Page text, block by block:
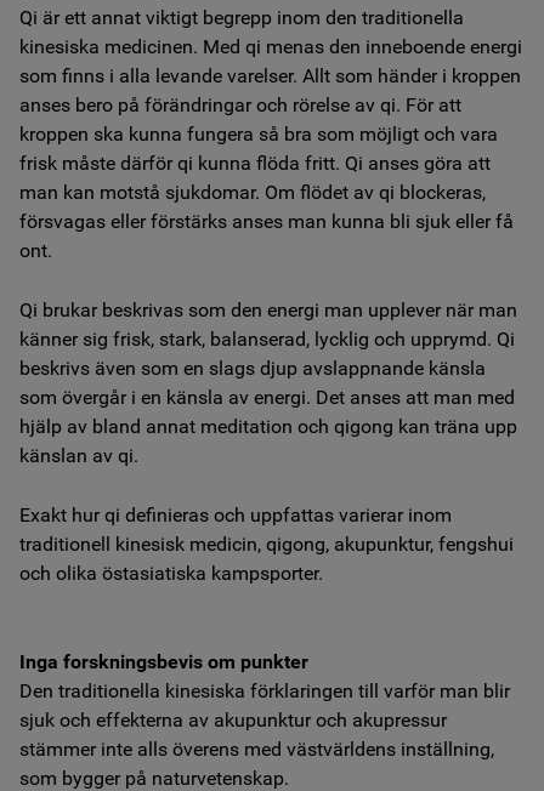
Qi är ett annat viktigt begrepp inom den traditionella
kinesiska medicinen. Med qi menas den inneboende energi
som finns i alla levande varelser. Allt som händer i kroppen
anses bero på förändringar och rörelse av qi. För att
kroppen ska kunna fungera så bra som möjligt och vara
frisk måste därför qi kunna flöda fritt. Qi anses göra att
man kan motstå sjukdomar. Om flödet av qi blockeras,
försvagas eller förstärks anses man kunna bli sjuk eller få
ont.
Qi brukar beskrivas som den energi man upplever när man
känner sig frisk, stark, balanserad, lycklig och upprymd. Qi
beskrivs även som en slags djup avslappnande känsla
som övergår i en känsla av energi. Det anses att man med
hjälp av bland annat meditation och qigong kan träna upp
känslan av qi.
Exakt hur qi definieras och uppfattas varierar inom
traditionell kinesisk medicin, qigong, akupunktur, fengshui
och olika östasiatiska kampsporter.
Inga forskningsbevis om punkter
Den traditionella kinesiska förklaringen till varför man blir
sjuk och effekterna av akupunktur och akupressur
stämmer inte alls överens med västvärldens inställning,
som bygger på naturvetenskap.